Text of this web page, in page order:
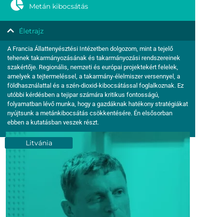
Metán kibocsátás
Életrajz
A Francia Állattenyésztési Intézetben dolgozom, mint a tejelő
tehenek takarmányozásának és takarmányozási rendszereinek
szakértője. Regionális, nemzeti és európai projektekért felelek,
amelyek a tejtermeléssel, a takarmány-élelmiszer versennyel, a
földhasználattal és a szén-dioxid-kibocsátással foglalkoznak. Ez
utóbbi kérdésben a tejipar számára kritikus fontosságú,
folyamatban lévő munka, hogy a gazdáknak hatékony stratégiákat
nyújtsunk a metánkibocsátás csökkentésére. Én elsősorban
ebben a kutatásban veszek részt.
Litvánia